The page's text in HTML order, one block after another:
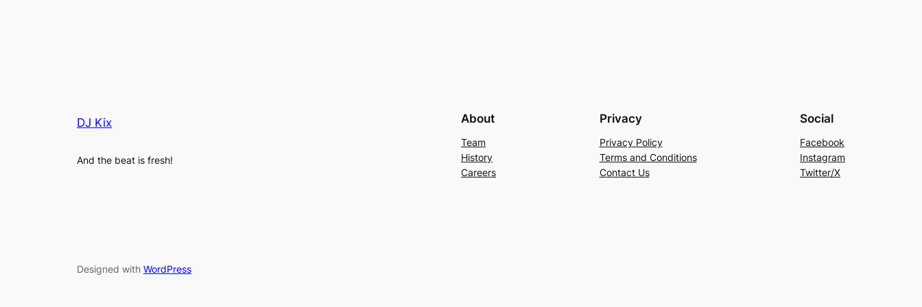
DJ Kix
And the beat is fresh!
About
Team
History
Careers
Privacy
Privacy Policy
Terms and Conditions
Contact Us
Social
Facebook
Instagram
Twitter/X
Designed with WordPress